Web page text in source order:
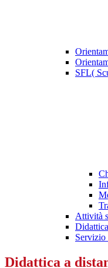
SFL(
Attività
Didattica a